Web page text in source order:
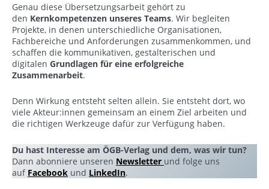
Genau diese Übersetzungsarbeit gehört zu
den Kernkompetenzen unseres Teams. Wir begleiten
Projekte, in denen unterschiedliche Organisationen,
Fachbereiche und Anforderungen zusammenkommen, und
schaffen die kommunikativen, gestalterischen und
digitalen Grundlagen für eine erfolgreiche
Zusammenarbeit.
Denn Wirkung entsteht selten allein. Sie entsteht dort, wo
viele Akteur:innen gemeinsam an einem Ziel arbeiten und
die richtigen Werkzeuge dafür zur Verfügung haben.
Du hast Interesse am ÖGB-Verlag und dem, was wir tun?
Dann abonniere unseren Newsletter und folge uns
auf Facebook und LinkedIn.